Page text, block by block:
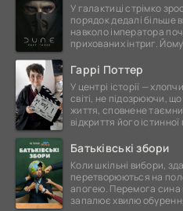
У галактиці стрімко
порядок дедалі більше
навколо імператора
прихованих інтриг.
Гаррі Поттер
У центрі історії —
світі, не підозрюючи,
життя, сповнене
відкриття його
Батьківські збори
Коли шкільні вибори,
перетворюються на
апогею. Перемога сина
запалює хвилю